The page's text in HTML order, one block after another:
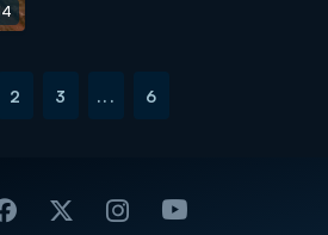
2 3 ... 6